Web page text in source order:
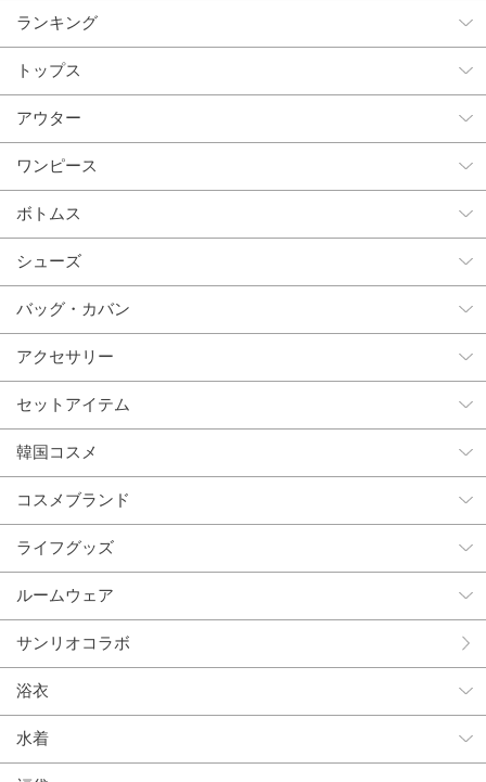
ランキング
トップス
アウター
ワンピース
ボトムス
シューズ
バッグ・カバン
アクセサリー
セットアイテム
韓国コスメ
コスメブランド
ライフグッズ
ルームウェア
サンリオコラボ
浴衣
水着